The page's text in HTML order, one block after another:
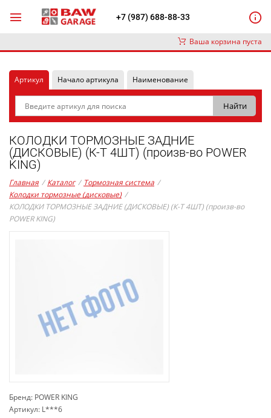
+7 (987) 688-88-33
Ваша корзина пуста
Артикул Начало артикула Наименование
КОЛОДКИ ТОРМОЗНЫЕ ЗАДНИЕ
(ДИСКОВЫЕ) (К-Т 4ШТ) (произв-во POWER
KING)
Главная / Каталог / Тормозная система /
Колодки тормозные (дисковые) /
КОЛОДКИ ТОРМОЗНЫЕ ЗАДНИЕ (ДИСКОВЫЕ) (К-Т 4ШТ) (произв-во
POWER KING)
Бренд: POWER KING
Артикул: L***6